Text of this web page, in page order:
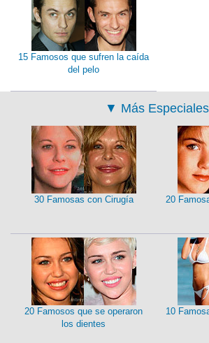
15 Famosos que sufren la caída
del pelo
▼ Más Especiales
30 Famosas con Cirugía
20
20 Famosos que se operaron
los dientes
10